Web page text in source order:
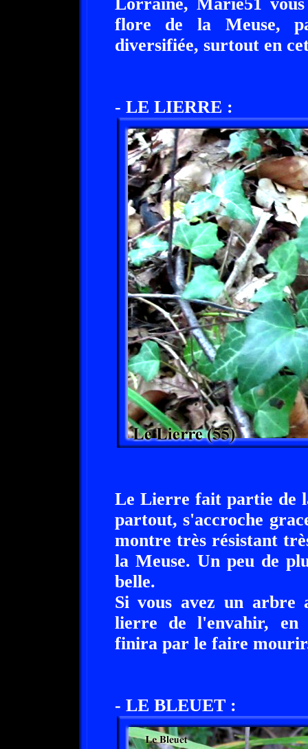
flore de la Meuse,
diversifiée, surtout en
- LE LIERRE :
Le Lierre fait partie de
partout, s'accroche
montre très résistant
la Meuse. Un peu de
belle.
Si vous avez un arbre
lierre de l'envahir,
finira par le faire
- LE BLEUET :